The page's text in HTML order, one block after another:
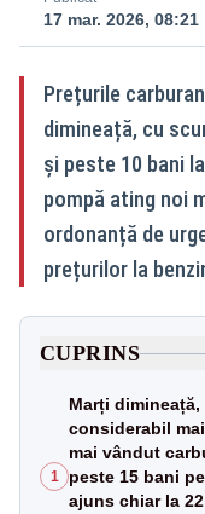
17 mar. 2026, 08:21
Prețurile
dimineață, cu
și peste 10 bani
pompă ating noi
ordonanță de
prețurilor la
CUPRINS
1
Marți
considerabil
mai vândut
peste 15 bani
ajuns chiar la